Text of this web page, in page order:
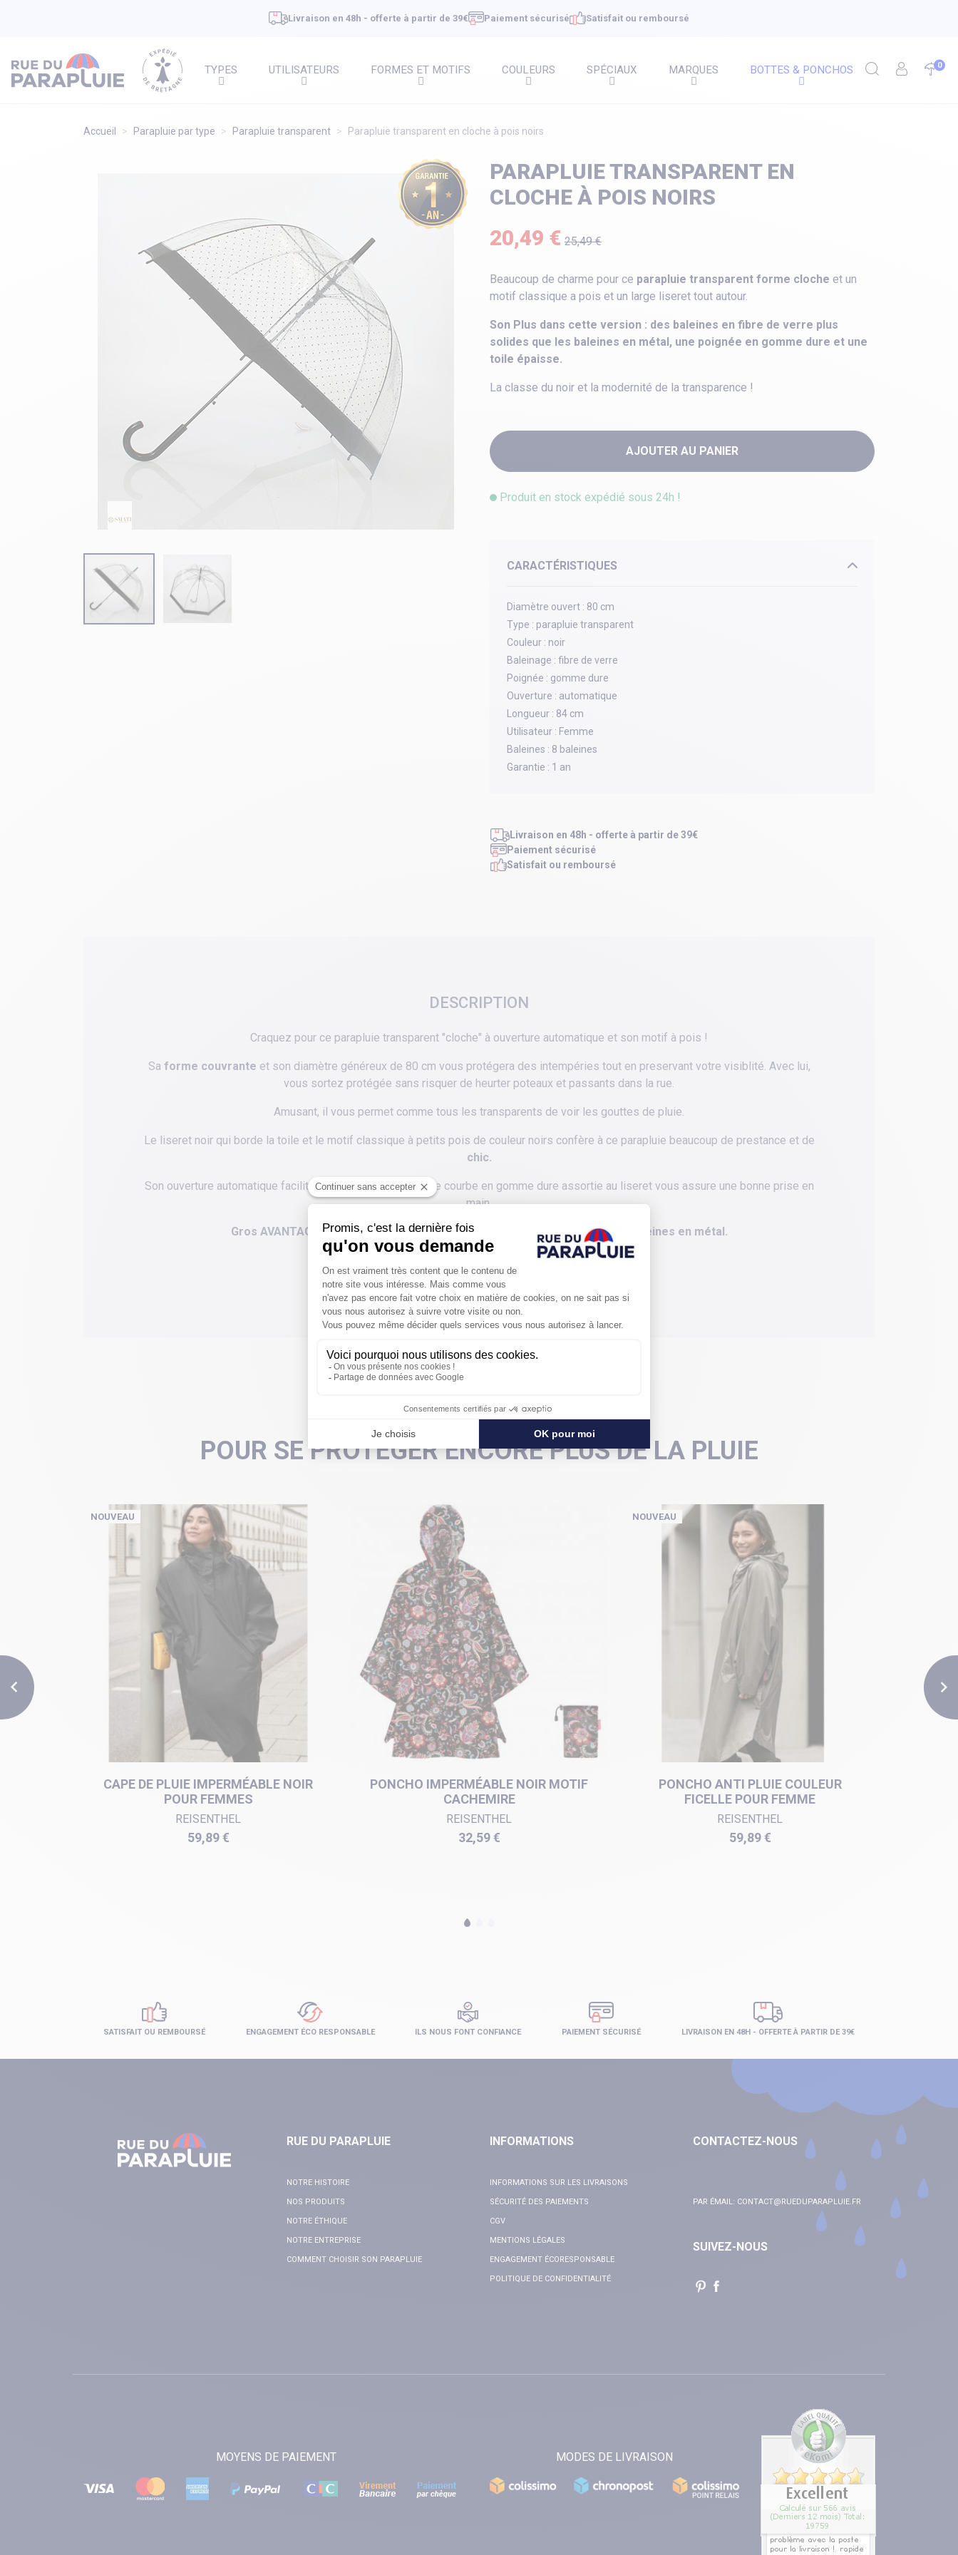
Livraison en 48h - offerte à partir de 39€ Paiement sécurisé Satisfait ou remboursé
0
TYPES UTILISATEURS FORMES ET MOTIFS COULEURS SPÉCIAUX MARQUES BOTTES & PONCHOS
Accueil Parapluie par type Parapluie transparent Parapluie transparent en cloche à pois noirs
PARAPLUIE TRANSPARENT EN
CLOCHE À POIS NOIRS
20,49 € 25,49 €
Beaucoup de charme pour ce parapluie transparent forme cloche et un
motif classique a pois et un large liseret tout autour.
Son Plus dans cette version : des baleines en fibre de verre plus
solides que les baleines en métal, une poignée en gomme dure et une
toile épaisse.
La classe du noir et la modernité de la transparence !
AJOUTER AU PANIER
Produit en stock expédié sous 24h !
CARACTÉRISTIQUES
Diamètre ouvert : 80 cm
Type : parapluie transparent
Couleur : noir
Baleinage : fibre de verre
Poignée : gomme dure
Ouverture : automatique
Longueur : 84 cm
Utilisateur : Femme
Baleines : 8 baleines
Garantie : 1 an
Livraison en 48h - offerte à partir de 39€
Paiement sécurisé
Satisfait ou remboursé
DESCRIPTION
Craquez pour ce parapluie transparent "cloche" à ouverture automatique et son motif à pois !
Sa forme couvrante et son diamètre généreux de 80 cm vous protégera des intempéries tout en preservant votre visiblité. Avec lui,
vous sortez protégée sans risquer de heurter poteaux et passants dans la rue.
Amusant, il vous permet comme tous les transparents de voir les gouttes de pluie.
Le liseret noir qui borde la toile et le motif classique à petits pois de couleur noirs confère à ce parapluie beaucoup de prestance et de
chic.
Son ouverture automatique facilite son usage et sa poignée courbe en gomme dure assortie au liseret vous assure une bonne prise en
main.
Gros AVANTAGE : ses baleines sont en fibre de verre plus solides que les baleines en métal.
Un parapluie transparent pour fille pratique et facile à utiliser.
POUR SE PROTÉGER ENCORE PLUS DE LA PLUIE

CAPE DE PLUIE IMPERMÉABLE NOIR
POUR FEMMES
REISENTHEL
Prix
59,89 €
NOUVEAU
PONCHO IMPERMÉABLE NOIR MOTIF
CACHEMIRE
REISENTHEL
Prix
32,59 €
PONCHO ANTI PLUIE COULEUR
FICELLE POUR FEMME
REISENTHEL
Prix
59,89 €
NOUVEAU

LIVRAISON EN 48H - OFFERTE À PARTIR DE 39€
PAIEMENT SÉCURISÉ
SATISFAIT OU REMBOURSÉ ENGAGEMENT ÉCO RESPONSABLE ILS NOUS FONT CONFIANCE
RUE DU PARAPLUIE
NOTRE HISTOIRE
NOS PRODUITS
NOTRE ÉTHIQUE
NOTRE ENTREPRISE
COMMENT CHOISIR SON PARAPLUIE
INFORMATIONS
INFORMATIONS SUR LES LIVRAISONS
SÉCURITÉ DES PAIEMENTS
CGV
MENTIONS LÉGALES
ENGAGEMENT ÉCORESPONSABLE
POLITIQUE DE CONFIDENTIALITÉ
CONTACTEZ-NOUS
PAR ÉMAIL: CONTACT@RUEDUPARAPLUIE.FR
SUIVEZ-NOUS
MOYENS DE PAIEMENT MODES DE LIVRAISON